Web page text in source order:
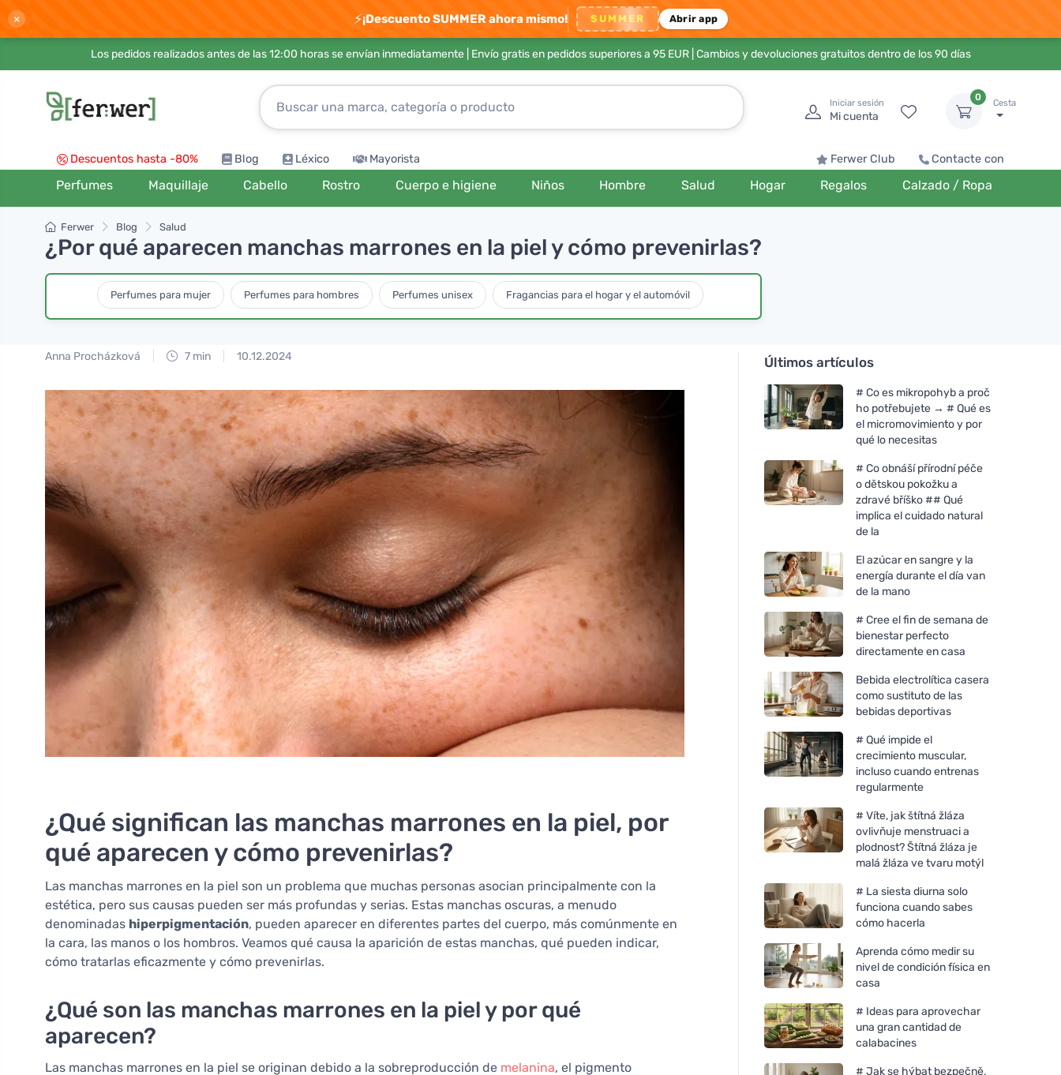
× ⚡¡Descuento SUMMER ahora mismo! SUMMER Abrir app
Los pedidos realizados antes de las 12:00 horas se envían inmediatamente | Envío gratis en pedidos superiores a 95 EUR| Cambios y devoluciones gratuitos dentro de los 90 días
Iniciar sesión
Mi cuenta
0
Cesta
Descuentos hasta -80% Blog Léxico Mayorista Ferwer Club Contacte con
Perfumes Maquillaje Cabello Rostro Cuerpo e higiene Niños Hombre Salud Hogar Regalos Calzado / Ropa
Ferwer Blog Salud
¿Por qué aparecen manchas marrones en la piel y cómo prevenirlas?
Perfumes para mujer Perfumes para hombres Perfumes unisex Fragancias para el hogar y el automóvil
Anna Procházková 7 min 10.12.2024
¿Qué significan las manchas marrones en la piel, por
qué aparecen y cómo prevenirlas?
Las manchas marrones en la piel son un problema que muchas personas asocian principalmente con la
estética, pero sus causas pueden ser más profundas y serias. Estas manchas oscuras, a menudo
denominadas hiperpigmentación, pueden aparecer en diferentes partes del cuerpo, más comúnmente en
la cara, las manos o los hombros. Veamos qué causa la aparición de estas manchas, qué pueden indicar,
cómo tratarlas eficazmente y cómo prevenirlas.
¿Qué son las manchas marrones en la piel y por qué
aparecen?
Las manchas marrones en la piel se originan debido a la sobreproducción de melanina, el pigmento
Últimos artículos
# Co es mikropohyb a proč
ho potřebujete → # Qué es
el micromovimiento y por
qué lo necesitas
# Co obnáší přírodní péče
o dětskou pokožku a
zdravé bříško ## Qué
implica el cuidado natural
de la
El azúcar en sangre y la
energía durante el día van
de la mano
# Cree el fin de semana de
bienestar perfecto
directamente en casa
Bebida electrolítica casera
como sustituto de las
bebidas deportivas
# Qué impide el
crecimiento muscular,
incluso cuando entrenas
regularmente
# Víte, jak štítná žláza
ovlivňuje menstruaci a
plodnost? Štítná žláza je
malá žláza ve tvaru motýl
# La siesta diurna solo
funciona cuando sabes
cómo hacerla
Aprenda cómo medir su
nivel de condición física en
casa
# Ideas para aprovechar
una gran cantidad de
calabacines
# Jak se hýbat bezpečně,